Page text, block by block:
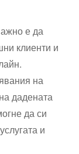
е да
клиенти и
на
дадената
да си
и